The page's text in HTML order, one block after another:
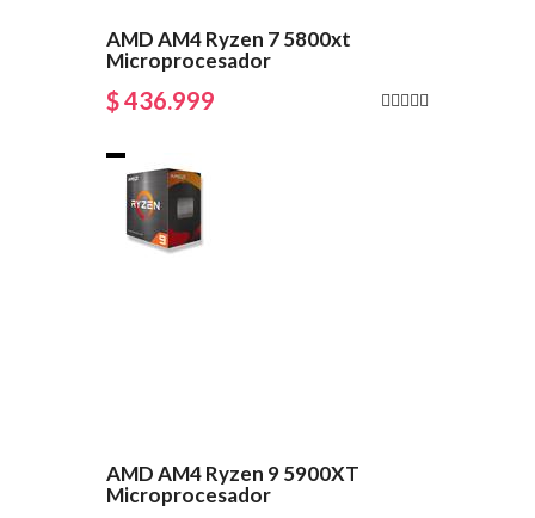
AMD AM4 Ryzen 7 5800xt
Microprocesador
$ 436.999
AMD AM4 Ryzen 9 5900XT
Microprocesador